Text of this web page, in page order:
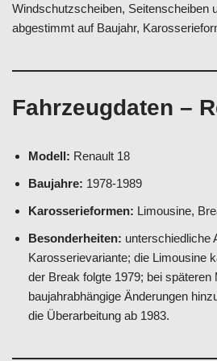
Windschutzscheiben, Seitenscheiben
abgestimmt auf Baujahr,
Fahrzeugdaten –
Modell: Renault 18
Baujahre: 1978-1989
Karosserieformen: Limousine,
Besonderheiten: unterschiedliche
Karosserievariante; die Limousine
der Break folgte 1979; bei späteren
baujahrabhängige Änderungen
die Überarbeitung ab 1983.